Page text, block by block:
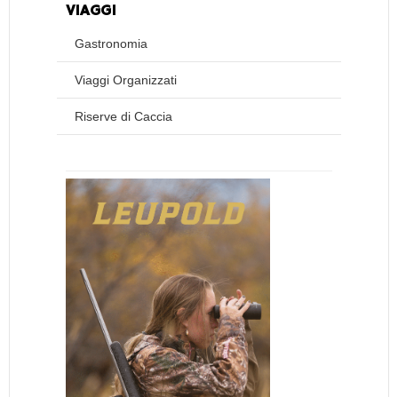
VIAGGI
Gastronomia
Viaggi Organizzati
Riserve di Caccia